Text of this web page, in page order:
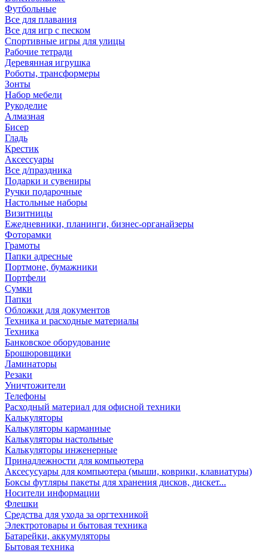
Футбольные
Все для плавания
Все для игр с песком
Спортивные игры для улицы
Рабочие тетради
Деревянная игрушка
Роботы, трансформеры
Зонты
Набор мебели
Рукоделие
Алмазная
Бисер
Гладь
Крестик
Аксессуары
Все д/праздника
Подарки и сувениры
Ручки подарочные
Настольные наборы
Визитницы
Ежедневники, планинги, бизнес-органайзеры
Фоторамки
Грамоты
Папки адресные
Портмоне, бумажники
Портфели
Сумки
Папки
Обложки для документов
Техника и расходные материалы
Техника
Банковское оборудование
Брошюровщики
Ламинаторы
Резаки
Уничтожители
Телефоны
Расходный материал для офисной техники
Калькуляторы
Калькуляторы карманные
Калькуляторы настольные
Калькуляторы инженерные
Принадлежности для компьютера
Аксесусуары для компьютера (мыши, коврики, клавиатуры)
Боксы футляры пакеты для хранения дисков, дискет...
Носители информации
Флешки
Средства для ухода за оргтехникой
Электротовары и бытовая техника
Батарейки, аккумуляторы
Бытовая техника